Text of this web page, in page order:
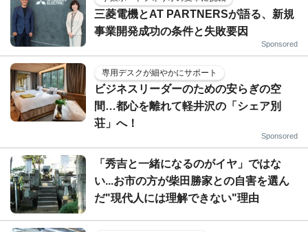
三菱電機とAT PARTNERSが語る、新規
事業開発成功の条件と失敗要因
Sponsored
専用デスクが細やかにサポート
ビジネスリーダーのための安らぎの空
間…都心を離れて軽井沢の「シェア別
荘」へ！
Sponsored
「秀吉と一緒になるのがイヤ」ではな
い...お市の方が柴田勝家との自害を選ん
だ"現代人には理解できない"理由